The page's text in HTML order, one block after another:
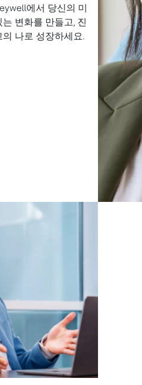
에서 당신의 미
변화를 만들고, 진
나로 성장하세요.